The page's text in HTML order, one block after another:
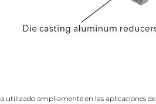
utilizado ampliamente en las aplicaciones de